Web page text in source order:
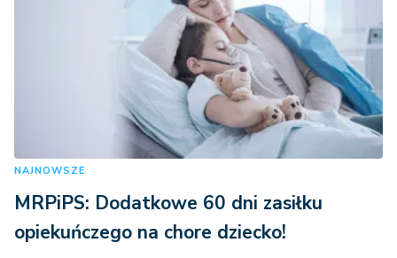
NAJNOWSZE
MRPiPS: Dodatkowe 60 dni zasiłku
opiekuńczego na chore dziecko!